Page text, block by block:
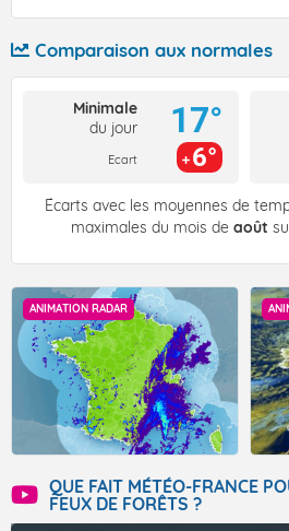
Comparaison aux normales
Minimale
du jour
Ecart
17°
6°
Écarts avec les moyennes de
maximales du mois de août
ANIMATION RADAR
QUE FAIT MÉTÉO-FRANCE
FEUX DE FORÊTS ?